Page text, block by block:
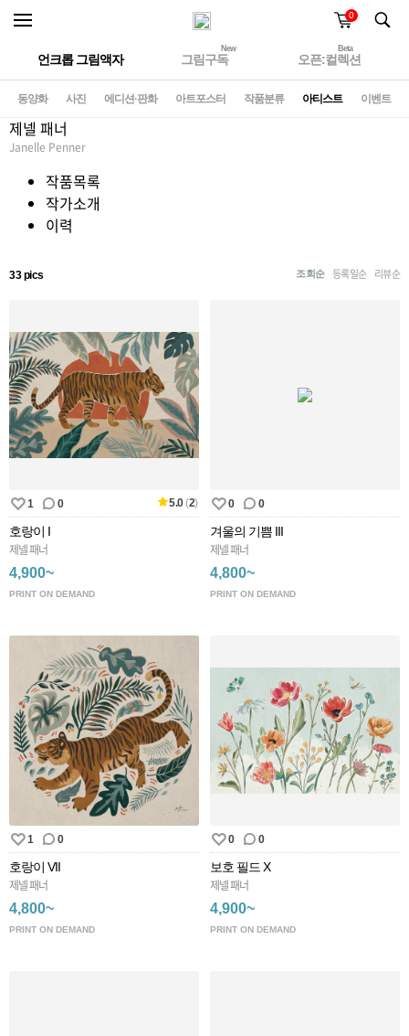
0
언크롭 그림액자
New
그림구독
Beta
오픈:컬렉션
동양화 사진 에디션·판화 아트포스터 작품분류 아티스트 이벤트
제넬 패너
Janelle Penner
작품목록
작가소개
이력
33 pics 조회순 등록일순 리뷰순
1 0 5.0(2)
호랑이 I
제넬 패너
4,900~
PRINT ON DEMAND
0 0
겨울의 기쁨 III
제넬 패너
4,800~
PRINT ON DEMAND
1 0
호랑이 VII
제넬 패너
4,800~
PRINT ON DEMAND
0 0
보호 필드 X
제넬 패너
4,900~
PRINT ON DEMAND